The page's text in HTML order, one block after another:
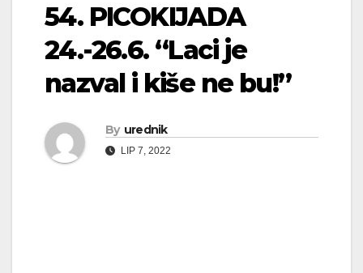
54. PICOKIJADA
24.-26.6. “Laci je
nazval i kiše ne bu!”
By urednik
LIP 7, 2022